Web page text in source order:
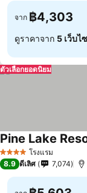
จาก ฿4,303
ดูราคาจาก 5 เว็บไ
ตัวเลือกยอดนิยม
4 ดาว โรงแรม
Pine Lake
8.9 ดีเลิศ 7,074